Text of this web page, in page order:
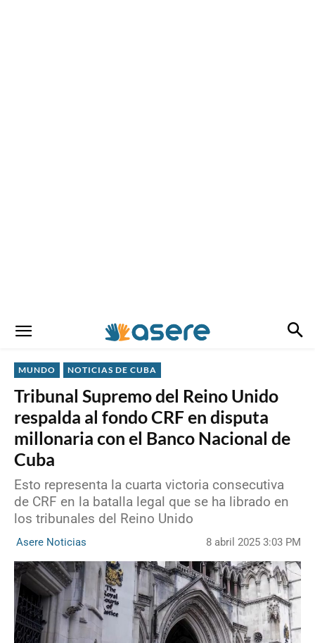
MUNDO NOTICIAS DE CUBA
Tribunal Supremo del Reino Unido
respalda al fondo CRF en disputa
millonaria con el Banco Nacional de
Cuba
Esto representa la cuarta victoria consecutiva
de CRF en la batalla legal que se ha librado en
los tribunales del Reino Unido
Asere Noticias 8 abril 2025 3:03 PM